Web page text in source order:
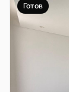
Готов